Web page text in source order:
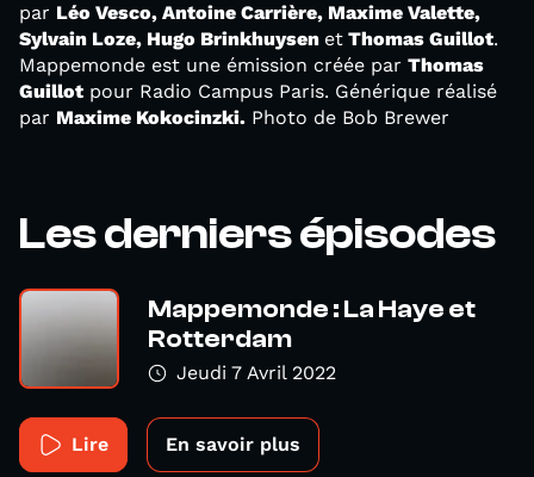
par Léo Vesco, Antoine Carrière, Maxime Valette,
Sylvain Loze, Hugo Brinkhuysen et Thomas Guillot.
Mappemonde est une émission créée par Thomas
Guillot pour Radio Campus Paris. Générique réalisé
par Maxime Kokocinzki. Photo de Bob Brewer
Les derniers épisodes
Mappemonde : La Haye et
Rotterdam
Jeudi 7 Avril 2022
Lire En savoir plus